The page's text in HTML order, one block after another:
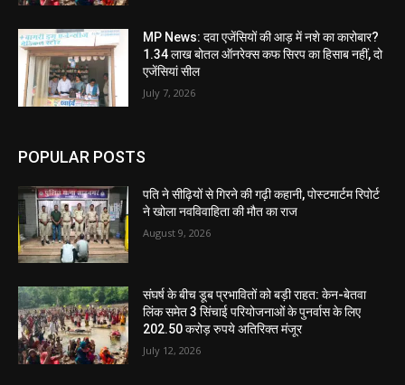
MP News: दवा एजेंसियों की आड़ में नशे का कारोबार?
1.34 लाख बोतल ऑनरेक्स कफ सिरप का हिसाब नहीं, दो
एजेंसियां सील
July 7, 2026
POPULAR POSTS
पति ने सीढ़ियों से गिरने की गढ़ी कहानी, पोस्टमार्टम रिपोर्ट
ने खोला नवविवाहिता की मौत का राज
August 9, 2026
संघर्ष के बीच डूब प्रभावितों को बड़ी राहत: केन-बेतवा
लिंक समेत 3 सिंचाई परियोजनाओं के पुनर्वास के लिए
202.50 करोड़ रुपये अतिरिक्त मंजूर
July 12, 2026